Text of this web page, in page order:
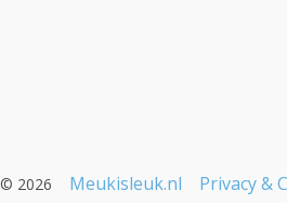
© 2026 Meukisleuk.nl Privacy &